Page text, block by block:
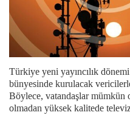
Türkiye yeni yayıncılık
bünyesinde kurulacak
Böylece, vatandaşlar
olmadan yüksek kalitede